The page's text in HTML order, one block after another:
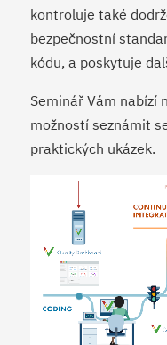
kontroluje také
bezpečnostní
kódu, a poskytuje
Seminář Vám nabízí
možností seznámit
praktických ukázek.